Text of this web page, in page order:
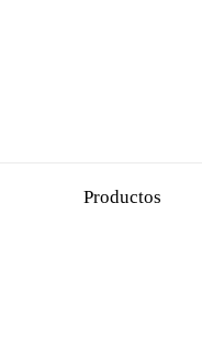
Productos